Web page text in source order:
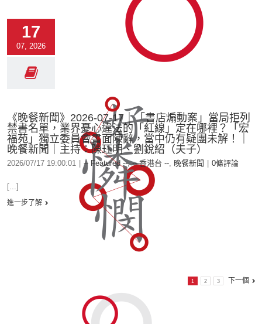
17
07, 2026
《晚餐新聞》2026-07-17｜「書店煽動案」當局拒列
禁書名單，業界憂心違法的「紅線」定在哪裡？「宏
福苑」獨立委員會書面陳辭，當中仍有疑團未解！｜
晚餐新聞｜主持：陳珏明、劉銳紹（夫子）
2026/07/17 19:00:01 -- Featured --,-- 香港台 --, 晚餐新聞 0條評論
[...]
進一步了解
1 2 3 下一個